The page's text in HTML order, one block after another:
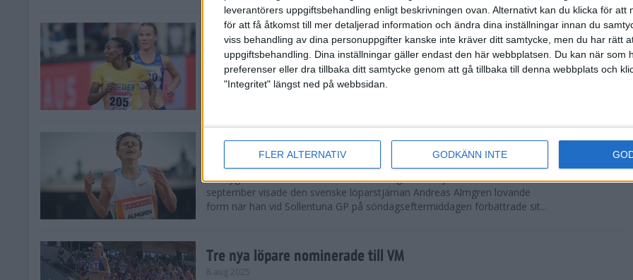
leverantörers uppgiftsbehandling enligt beskrivningen ovan. Alternativt kan du klicka för att
för att få åtkomst till mer detaljerad information och ändra dina inställningar innan du
viss behandling av dina personuppgifter kanske inte kräver ditt samtycke, men du har rätt
uppgiftsbehandling. Dina inställningar gäller endast den här webbplatsen. Du kan när som
preferenser eller dra tillbaka ditt samtycke genom att gå tillbaka till denna webbplats och
"Integritet" längst ned på webbsidan.
FLER ALTERNATIV GODKÄNN INTE
Löparna viktiga när Sverige vann Finnkampen
26 aug 2025
Den hundrade upplagan av Finnkampen, världens äldsta och största
landskamp i friidrott, avgjordes inför fullsatta läktare på Stockholms
Svenskt rekord när Almgren testade VM-formen
En dryg månad före friidrotts-VM, som avgörs i Tokyo den 13-21
september visade den svenske löparstjärnan Andreas Almgren lovande
form när han vid Sollentuna GP på söndagseftermiddagen förbättrade sit...
Tre nya löpare nominerade till VM
8 aug 2025